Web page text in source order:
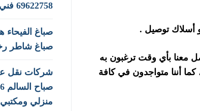
أسلاك توصيل .
معنا بأي وقت ترغبون به
استفسار عن الستلايتات ، خدمتنا متوفرة على مدار 24 ساعة ، كما أننا متواجدون في كافة
69622758 فني كاميرات مراقبه
صباغ شاطر
شركات نقل
منزلي ومكتبي